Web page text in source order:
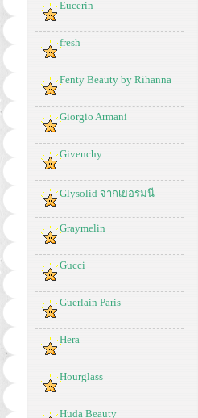
Eucerin
fresh
Fenty Beauty by Rihanna
Giorgio Armani
Givenchy
Glysolid จากเยอรมนี
Graymelin
Gucci
Guerlain Paris
Hera
Hourglass
Huda Beauty